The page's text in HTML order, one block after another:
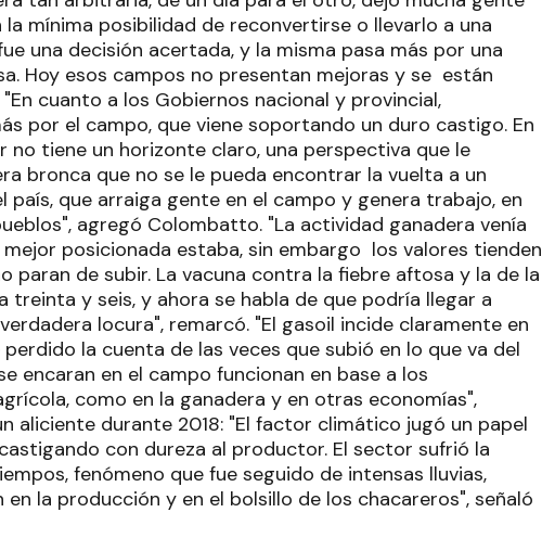
mínima posibilidad de reconvertirse o llevarlo a una
una decisión acertada, y la misma pasa más por una
Hoy esos campos no presentan mejoras y se están
cuanto a los Gobiernos nacional y provincial,
por el campo, que viene soportando un duro castigo. En
no tiene un horizonte claro, una perspectiva que le
bronca que no se le pueda encontrar la vuelta a un
que arraiga gente en el campo y genera trabajo, en
agregó Colombatto. "La actividad ganadera venía
posicionada estaba, sin embargo los valores tienden
paran de subir. La vacuna contra la fiebre aftosa y la de la
treinta y seis, y ahora se habla de que podría llegar a
locura", remarcó. "El gasoil incide claramente en
la cuenta de las veces que subió en lo que va del
encaran en el campo funcionan en base a los
como en la ganadera y en otras economías",
aliciente durante 2018: "El factor climático jugó un papel
con dureza al productor. El sector sufrió la
fenómeno que fue seguido de intensas lluvias,
la producción y en el bolsillo de los chacareros", señaló